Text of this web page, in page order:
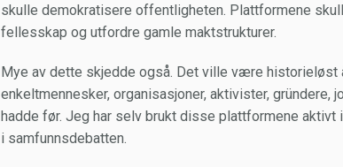
skulle demokratisere offentligheten. Plattformene
fellesskap og utfordre gamle maktstrukturer.
Mye av dette skjedde også. Det ville være historieløst
enkeltmennesker, organisasjoner, aktivister,
hadde før. Jeg har selv brukt disse plattformene
i samfunnsdebatten.